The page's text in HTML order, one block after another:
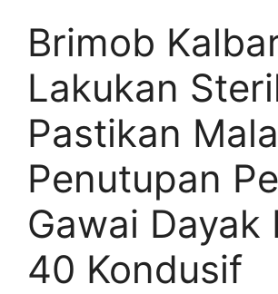
Brimob
Lakukan
Pastikan
Penutupan
Gawai Dayak
40 Kondusif